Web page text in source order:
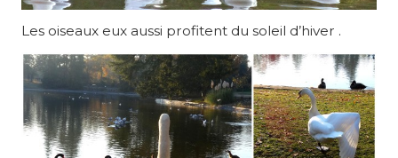
Les oiseaux eux aussi profitent du soleil d’hiver .